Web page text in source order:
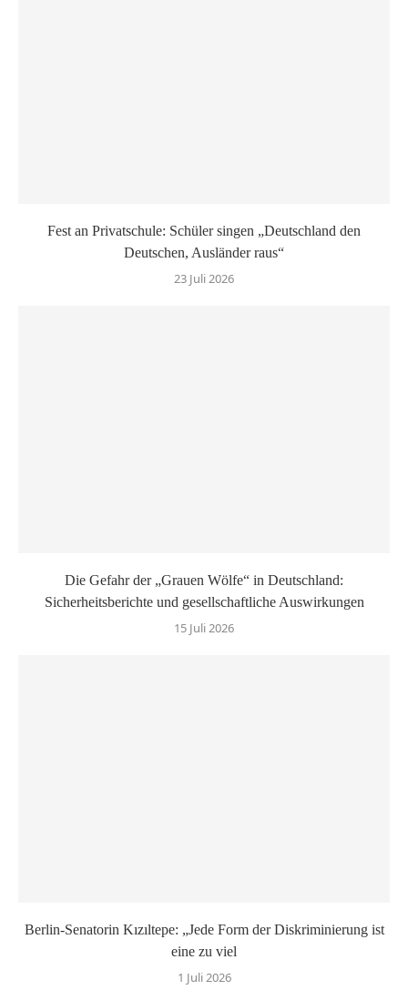
Fest an Privatschule: Schüler singen „Deutschland den
Deutschen, Ausländer raus“
23 Juli 2026
Die Gefahr der „Grauen Wölfe“ in Deutschland:
Sicherheitsberichte und gesellschaftliche Auswirkungen
15 Juli 2026
Berlin-Senatorin Kızıltepe: „Jede Form der Diskriminierung ist
eine zu viel
1 Juli 2026